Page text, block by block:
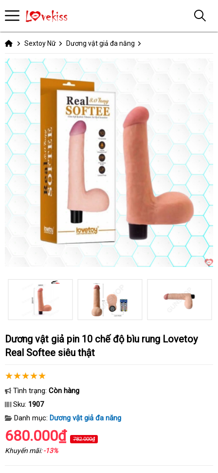
Sextoy Nữ Dương vật giả đa năng
Dương vật giả pin 10 chế độ bìu rung Lovetoy
Real Softee siêu thật
Tình trạng: Còn hàng
Sku: 1907
Danh mục: Dương vật giả đa năng
680.000₫ 782.000₫
Khuyến mãi:-13%